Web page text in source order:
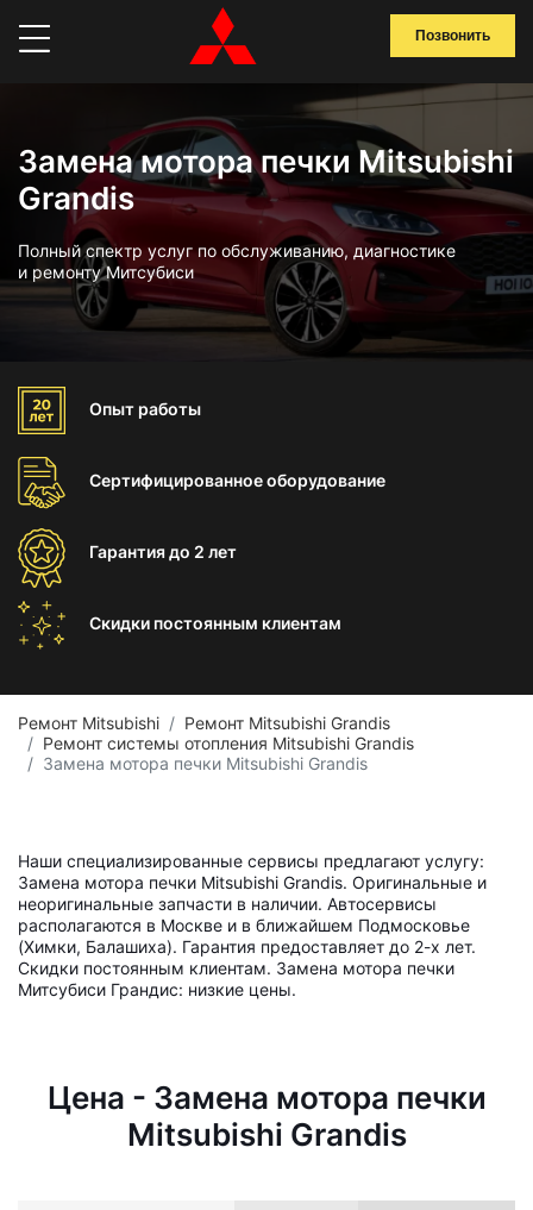
Позвонить
Замена мотора печки Mitsubishi
Grandis
Полный спектр услуг по обслуживанию, диагностике
и ремонту Митсубиси
Опыт работы
Сертифицированноеоборудование
Гарантиядо 2 лет
Скидки постоянным клиентам
Ремонт Mitsubishi
Ремонт Mitsubishi Grandis
Ремонт системы отопления Mitsubishi Grandis
Замена мотора печки Mitsubishi Grandis
Наши специализированные сервисы предлагают услугу:
Замена мотора печки Mitsubishi Grandis. Оригинальные и
неоригинальные запчасти в наличии. Автосервисы
располагаются в Москве и в ближайшем Подмосковье
(Химки, Балашиха). Гарантия предоставляет до 2-х лет.
Скидки постоянным клиентам. Замена мотора печки
Митсубиси Грандис: низкие цены.
Цена - Замена мотора печки
Mitsubishi Grandis